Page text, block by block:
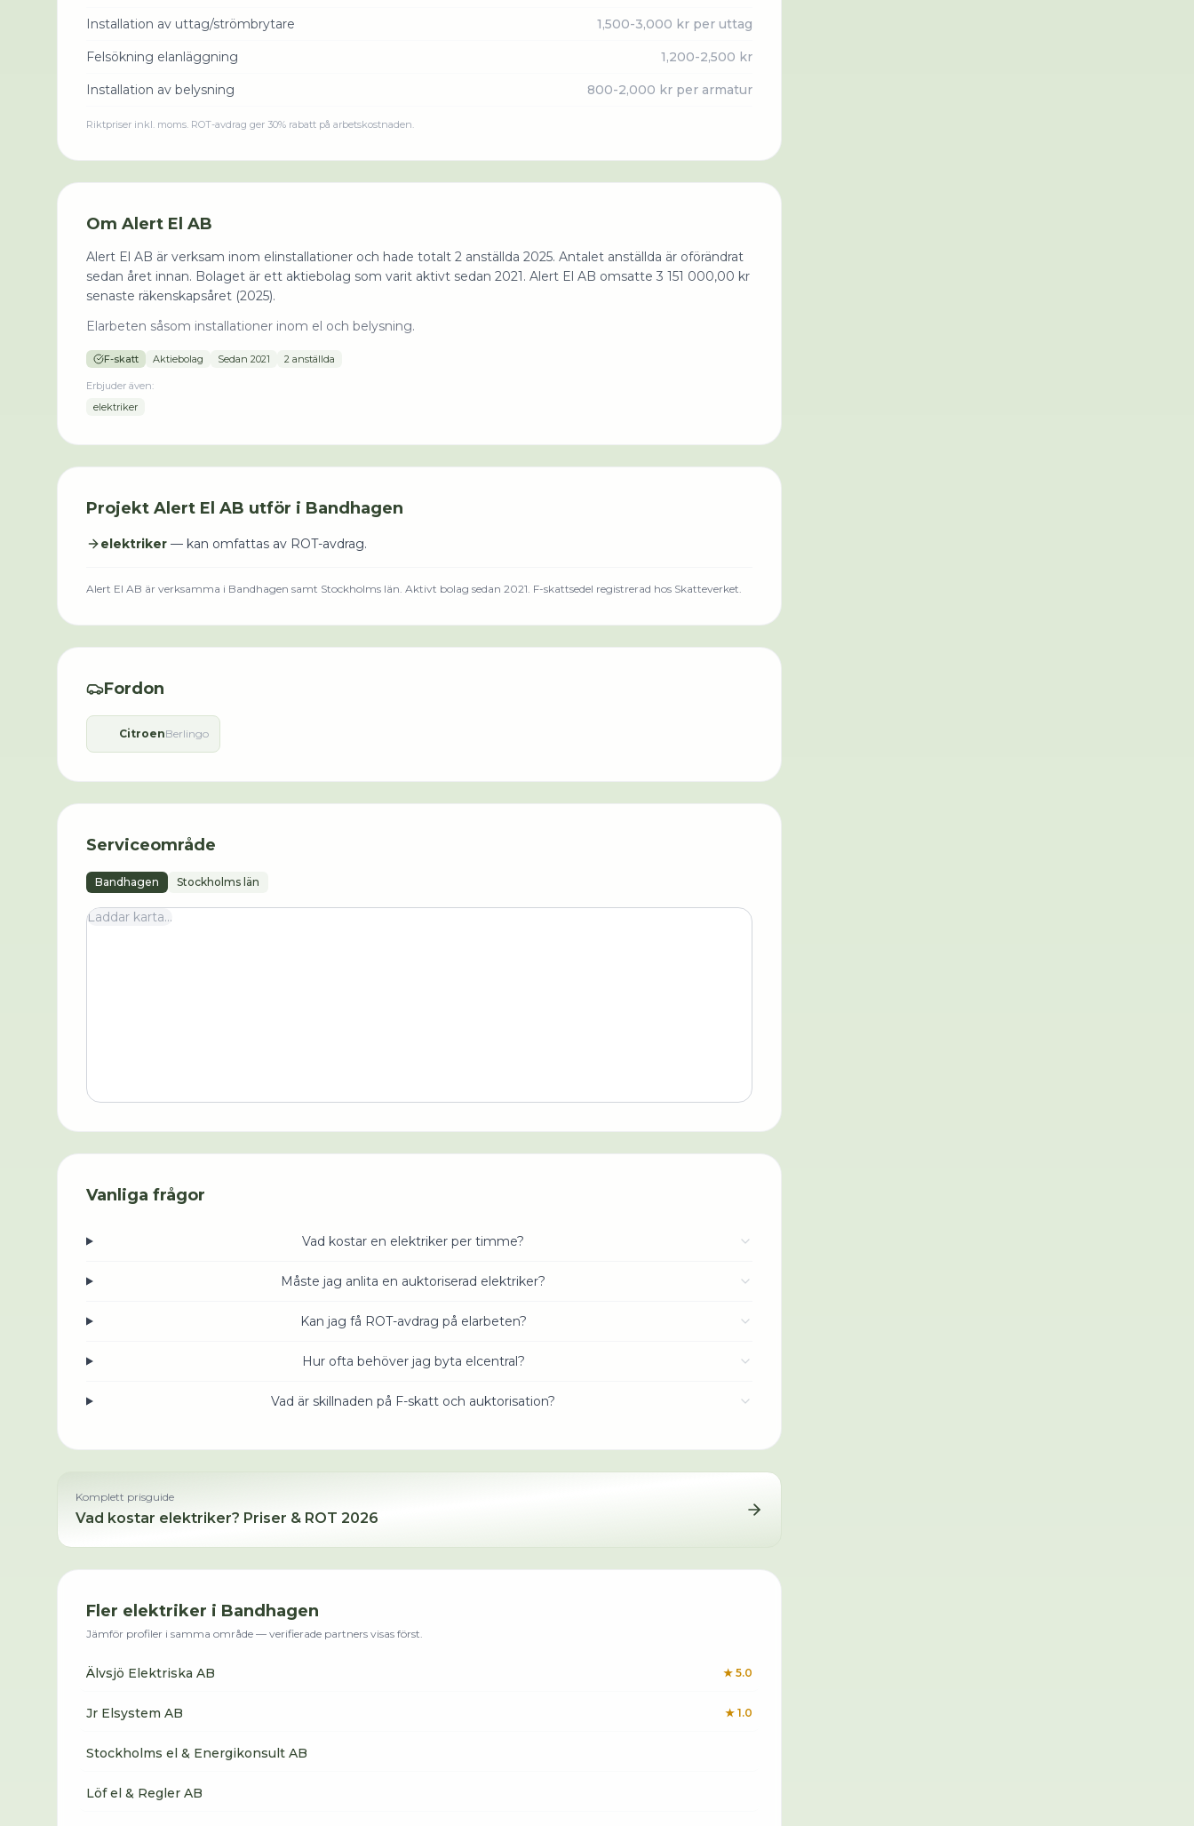
Installation av uttag/strömbrytare 1,500-3,000 kr per uttag
Felsökning elanläggning 1,200-2,500 kr
Installation av belysning 800-2,000 kr per armatur
Riktpriser inkl. moms. ROT-avdrag ger 30% rabatt på arbetskostnaden.
Om Alert El AB
Alert El AB är verksam inom elinstallationer och hade totalt 2 anställda 2025. Antalet anställda är oförändrat
sedan året innan. Bolaget är ett aktiebolag som varit aktivt sedan 2021. Alert El AB omsatte 3 151 000,00 kr
senaste räkenskapsåret (2025).
Elarbeten såsom installationer inom el och belysning.
F-skatt Aktiebolag Sedan 2021 2 anställda
Erbjuder även:
elektriker
Projekt Alert El AB utför i Bandhagen
elektriker — kan omfattas av ROT-avdrag.
Alert El AB är verksamma i Bandhagen samt Stockholms län. Aktivt bolag sedan 2021. F-skattsedel registrerad hos Skatteverket.
Fordon
CitroenBerlingo
Serviceområde
Bandhagen Stockholms län
Laddar karta...
Vanliga frågor
Vad kostar en elektriker per timme?
Måste jag anlita en auktoriserad elektriker?
Kan jag få ROT-avdrag på elarbeten?
Hur ofta behöver jag byta elcentral?
Vad är skillnaden på F-skatt och auktorisation?
Komplett prisguide
Vad kostar elektriker? Priser & ROT 2026
Fler elektriker i Bandhagen
Jämför profiler i samma område — verifierade partners visas först.
Älvsjö Elektriska AB ★ 5.0
Jr Elsystem AB ★ 1.0
Stockholms el & Energikonsult AB
Löf el & Regler AB